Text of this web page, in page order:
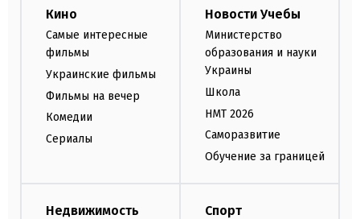
Кино
Самые интересные
фильмы
Украинские фильмы
Фильмы на вечер
Комедии
Сериалы
Новости Учебы
Министерство
образования и науки
Украины
Школа
НМТ 2026
Саморазвитие
Обучение за границей
Недвижимость Спорт